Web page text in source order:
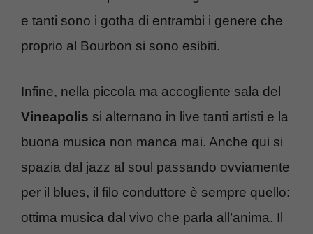
e tanti sono i gotha di entrambi i genere che
proprio al Bourbon si sono esibiti.
Infine, nella piccola ma accogliente sala del
Vineapolis si alternano in live tanti artisti e la
buona musica non manca mai. Anche qui si
spazia dal jazz al soul passando ovviamente
per il blues, il filo conduttore è sempre quello:
ottima musica dal vivo che parla all’anima. Il